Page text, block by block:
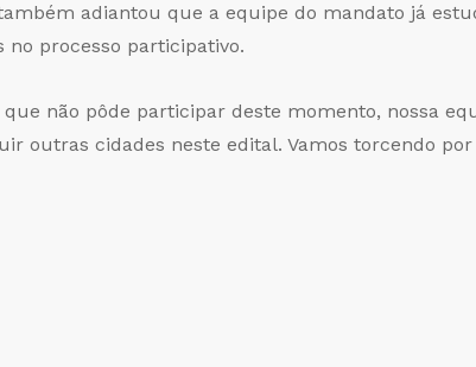
adiantou que a equipe do mandato já
no processo participativo.
que não pôde participar deste momento, nossa
outras cidades neste edital. Vamos torcendo